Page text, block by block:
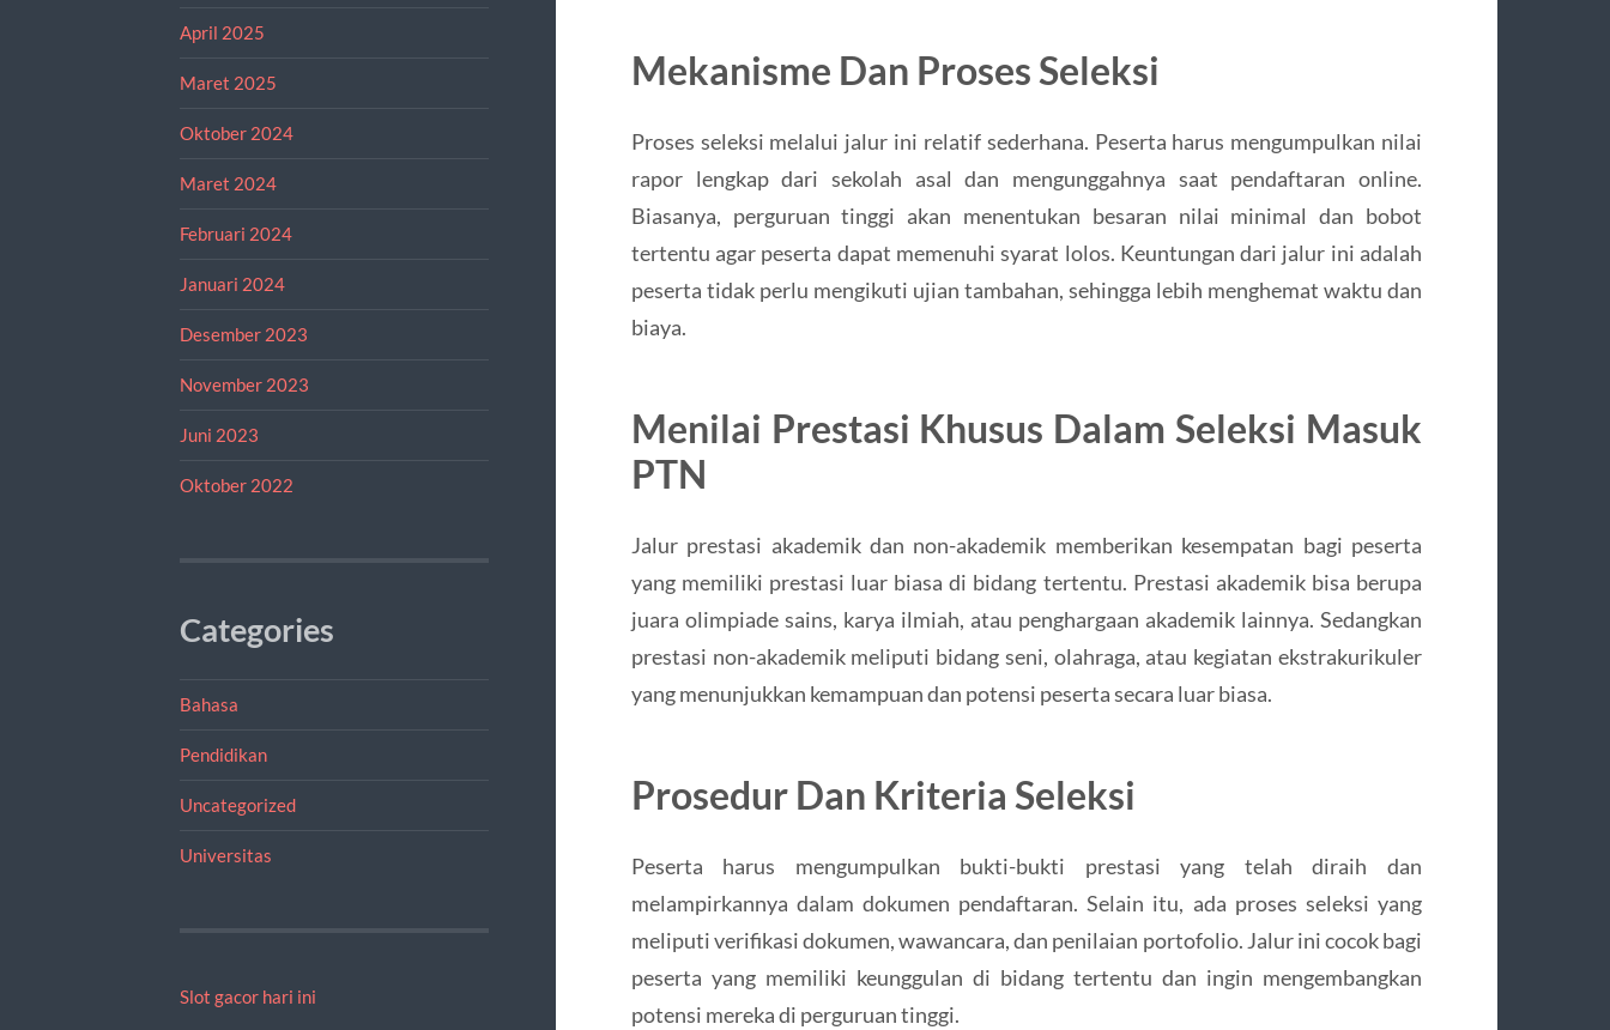
April 2025
Maret 2025
Oktober 2024
Maret 2024
Februari 2024
Januari 2024
Desember 2023
November 2023
Juni 2023
Oktober 2022
Categories
Bahasa
Pendidikan
Uncategorized
Universitas
Slot gacor hari ini
Mekanisme Dan Proses Seleksi
Proses seleksi melalui jalur ini relatif sederhana. Peserta harus mengumpulkan nilai
rapor lengkap dari sekolah asal dan mengunggahnya saat pendaftaran online.
Biasanya, perguruan tinggi akan menentukan besaran nilai minimal dan bobot
tertentu agar peserta dapat memenuhi syarat lolos. Keuntungan dari jalur ini adalah
peserta tidak perlu mengikuti ujian tambahan, sehingga lebih menghemat waktu dan
biaya.
Menilai Prestasi Khusus Dalam Seleksi Masuk
PTN
Jalur prestasi akademik dan non-akademik memberikan kesempatan bagi peserta
yang memiliki prestasi luar biasa di bidang tertentu. Prestasi akademik bisa berupa
juara olimpiade sains, karya ilmiah, atau penghargaan akademik lainnya. Sedangkan
prestasi non-akademik meliputi bidang seni, olahraga, atau kegiatan ekstrakurikuler
yang menunjukkan kemampuan dan potensi peserta secara luar biasa.
Prosedur Dan Kriteria Seleksi
Peserta harus mengumpulkan bukti-bukti prestasi yang telah diraih dan
melampirkannya dalam dokumen pendaftaran. Selain itu, ada proses seleksi yang
meliputi verifikasi dokumen, wawancara, dan penilaian portofolio. Jalur ini cocok bagi
peserta yang memiliki keunggulan di bidang tertentu dan ingin mengembangkan
potensi mereka di perguruan tinggi.